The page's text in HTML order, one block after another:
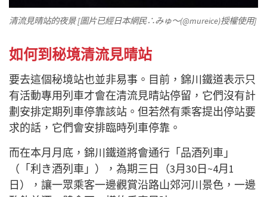
清流見晴站的夜景 [圖片已經日本網民∴みゅ～(@mureice)授權使用]
如何到秘境清流見晴站
要去這個秘境站也並非易事。目前，錦川鐵道表示只
有活動專用列車才會在清流見晴站停留，它們沒有計
劃安排定期列車停靠該站。但若然有乘客提出停站要
求的話，它們會安排臨時列車停靠。
而在本月月底，錦川鐵道將會通行「品酒列車」
（「利き酒列車」），為期三日（3月30日~4月1
日），讓一眾乘客一邊觀賞沿路山郊河川景色，一邊